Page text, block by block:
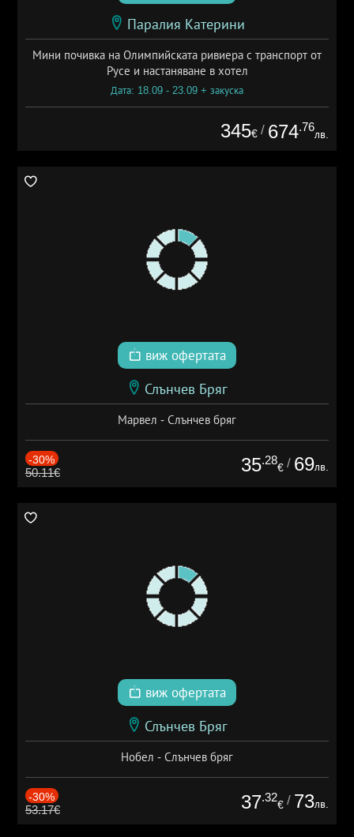
Паралия Катерини
Мини почивка на Олимпийската ривиера с транспорт от
Русе и настаняване в хотел
Дата: 18.09 - 23.09 + закуска
345€ / 674.76
лв.
виж офертата
Слънчев Бряг
Марвел - Слънчев бряг
-30%
50.11€ 35.28
€ / 69лв.
виж офертата
Слънчев Бряг
Нобел - Слънчев бряг
-30%
53.17€ 37.32
€ / 73лв.